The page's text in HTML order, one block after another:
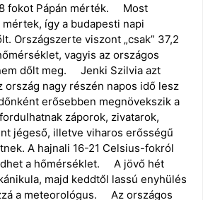
fokot Pápán mérték. Most
így a budapesti napi
Országszerte viszont „csak” 37,2
vagyis az országos
dőlt meg. Jenki Szilvia azt
ország nagy részén napos idő lesz
erősebben megnövekszik a
záporok, zivatarok,
jégeső, illetve viharos erősségű
A hajnali 16-21 Celsius-fokról
a hőmérséklet. A jövő hét
majd keddtől lassú enyhülés
a meteorológus. Az országos